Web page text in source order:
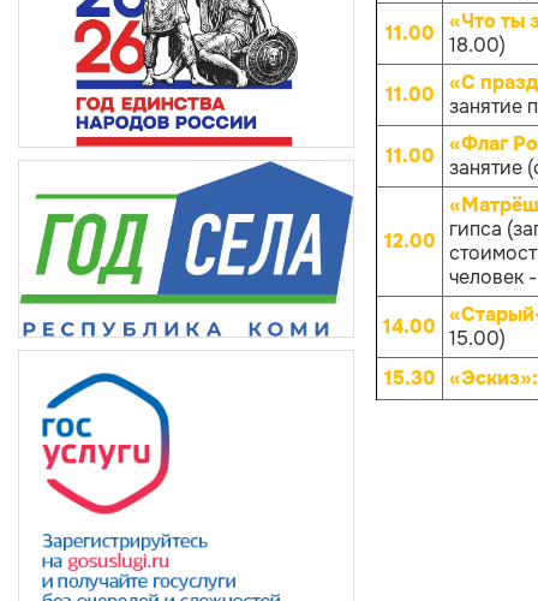
11.00
«Что ты
18.00)
11.00
«С
занятие
11.00
«Флаг
занятие
12.00
гипса
человек
14.00 15.00)
15.30